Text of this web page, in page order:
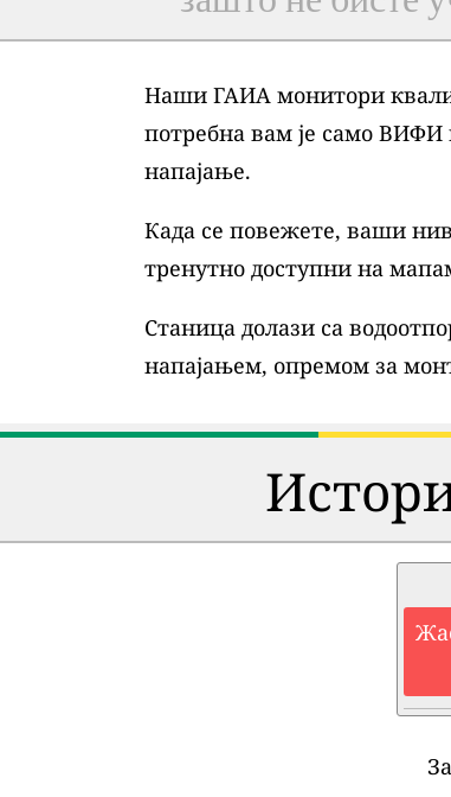
Наши ГАИА монитори
потребна вам је само
напајање.
Када се повежете, ваши
тренутно доступни на
Станица долази са
напајањем, опремом за